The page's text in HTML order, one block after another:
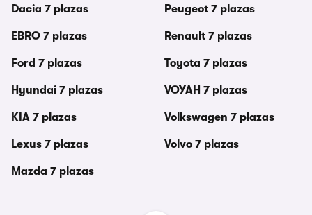
Dacia 7 plazas
EBRO 7 plazas
Ford 7 plazas
Hyundai 7 plazas
KIA 7 plazas
Lexus 7 plazas
Mazda 7 plazas
Peugeot 7 plazas
Renault 7 plazas
Toyota 7 plazas
VOYAH 7 plazas
Volkswagen 7 plazas
Volvo 7 plazas